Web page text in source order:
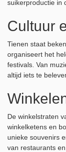
suikerproductie in
Cultuur
Tienen staat
organiseert het
festivals. Van
altijd iets te
De winkelstraten
winkelketens en
unieke souvenirs
van restaurants